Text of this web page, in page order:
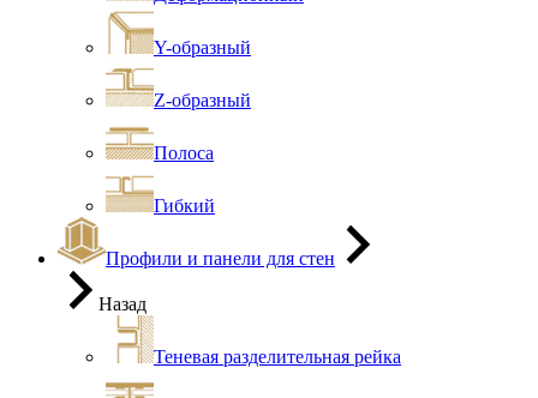
Y-образный
Z-образный
Полоса
Гибкий
Профили и панели для стен
Назад
Теневая разделительная рейка